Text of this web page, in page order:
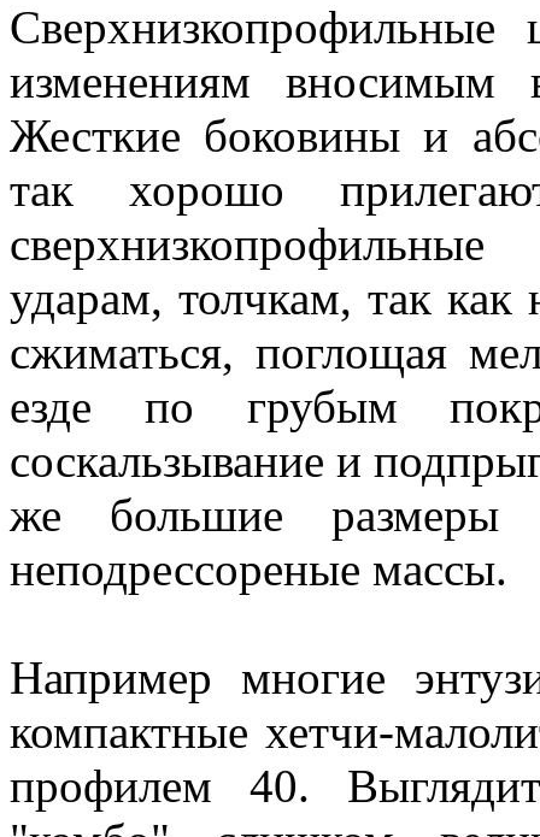
изменениям вносимым
Жесткие боковины и
так хорошо
ударам, толчкам, так как
сжиматься, поглощая
езде по грубым
соскальзывание и
же большие размеры
неподрессореные массы.
Например многие
компактные хетчи-
профилем 40.